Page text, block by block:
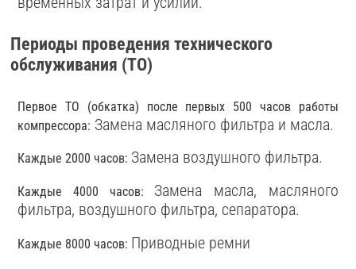
Периоды проведения технического
обслуживания (ТО)
Первое ТО (обкатка) после первых 500 часов работы
компрессора: Замена масляного фильтра и масла.
Каждые 2000 часов: Замена воздушного фильтра.
Каждые 4000 часов: Замена масла, масляного
фильтра, воздушного фильтра, сепаратора.
Каждые 8000 часов: Приводные ремни